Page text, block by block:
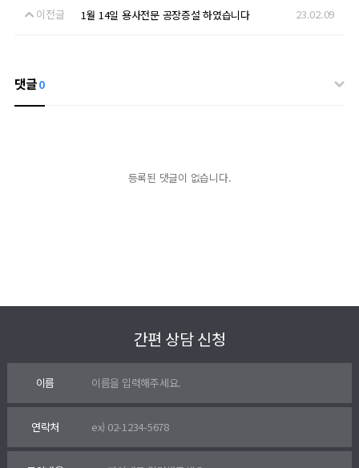
이전글 1월 14일 용사전문 공장증설 하였습니다 23.02.09
댓글0
등록된 댓글이 없습니다.
간편 상담 신청
이름
연락처